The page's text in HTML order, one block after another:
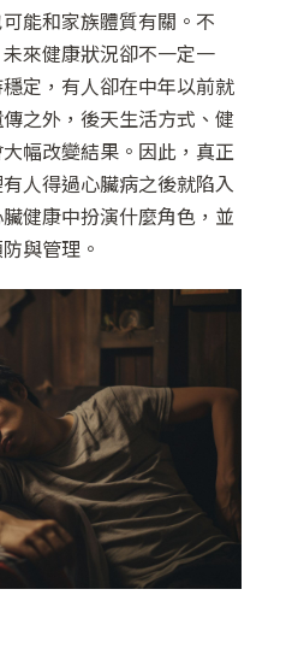
能和家族體質有關。不
來健康狀況卻不一定一
定，有人卻在中年以前就
之外，後天生活方式、健
幅改變結果。因此，真正
人得過心臟病之後就陷入
健康中扮演什麼角色，並
與管理。